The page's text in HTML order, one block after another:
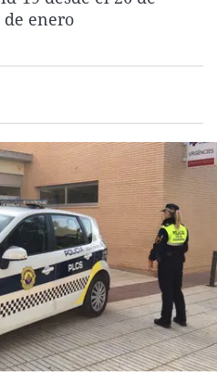
La rosa de los vientos
Caso
Extremadura
País Vasco
Virales
enero